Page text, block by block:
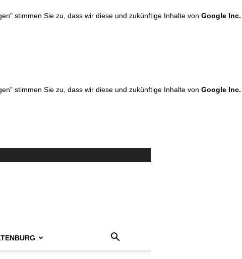
stimmen Sie zu, dass wir diese und zukünftige Inhalte von Google Inc.
stimmen Sie zu, dass wir diese und zukünftige Inhalte von Google Inc.